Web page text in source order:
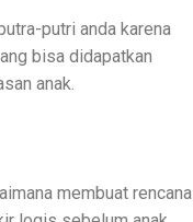
putri anda karena
bisa didapatkan
anak.
membuat rencana